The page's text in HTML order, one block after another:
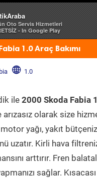
Oto Servis Hizmetleri
- In Google Play
1.0 Araç Bakımı
1.0
ile 2000 Skoda Fabia
olarak size
yağı, yakıt
uzatır. Kirli hava
arttırır. Fren
sağlar.